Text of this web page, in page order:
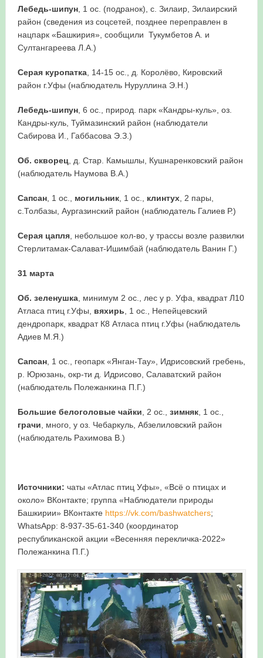
Лебедь-шипун, 1 ос. (подранок), с. Зилаир, Зилаирский
район (сведения из соцсетей, позднее переправлен в
нацпарк «Башкирия», сообщили Тукумбетов А. и
Султангареева Л.А.)
Серая куропатка, 14-15 ос., д. Королёво, Кировский
район г.Уфы (наблюдатель Нуруллина Э.Н.)
Лебедь-шипун, 6 ос., природ. парк «Кандры-куль», оз.
Кандры-куль, Туймазинский район (наблюдатели
Сабирова И., Габбасова Э.З.)
Об. скворец, д. Стар. Камышлы, Кушнаренковский район
(наблюдатель Наумова В.А.)
Сапсан, 1 ос., могильник, 1 ос., клинтух, 2 пары,
с.Толбазы, Аургазинский район (наблюдатель Галиев Р.)
Серая цапля, небольшое кол-во, у трассы возле развилки
Стерлитамак-Салават-Ишимбай (наблюдатель Ванин Г.)
31 марта
Об. зеленушка, минимум 2 ос., лес у р. Уфа, квадрат Л10
Атласа птиц г.Уфы, вяхирь , 1 ос., Непейцевский
дендропарк, квадрат К8 Атласа птиц г.Уфы (наблюдатель
Адиев М.Я.)
Сапсан, 1 ос., геопарк «Янган-Тау», Идрисовский гребень,
р. Юрюзань, окр-ти д. Идрисово, Салаватский район
(наблюдатель Полежанкина П.Г.)
Большие белоголовые чайки , 2 ос., зимняк, 1 ос.,
грачи , много, у оз. Чебаркуль, Абзелиловский район
(наблюдатель Рахимова В.)
Источники: чаты «Атлас птиц Уфы», «Всё о птицах и
около» ВКонтакте; группа «Наблюдатели природы
Башкирии» ВКонтакте https://vk.com/bashwatchers;
WhatsApp: 8-937-35-61-340 (координатор
республиканской акции «Весенняя перекличка-2022»
Полежанкина П.Г.)